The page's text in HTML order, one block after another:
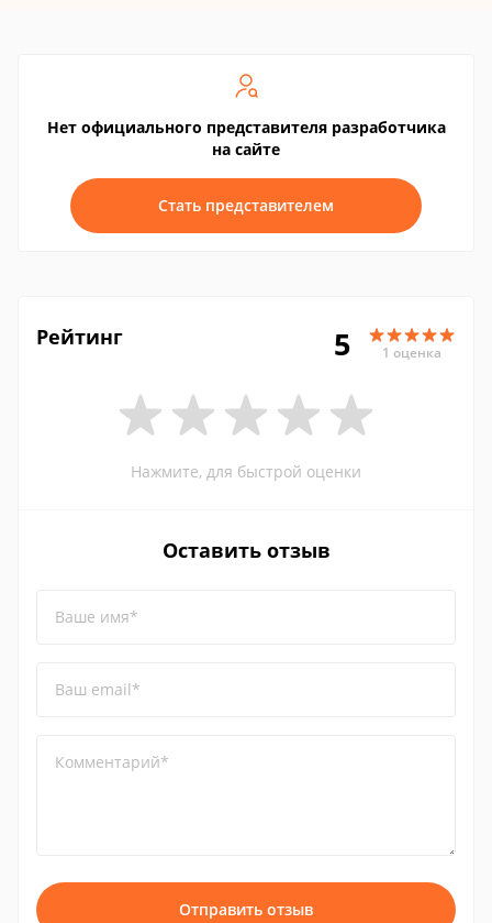
Нет официального представителя разработчика
на сайте
Стать представителем
Рейтинг 5 1 оценка
Нажмите, для быстрой оценки
Оставить отзыв
Ваше имя*
Ваш email*
Комментарий*
Отправить отзыв